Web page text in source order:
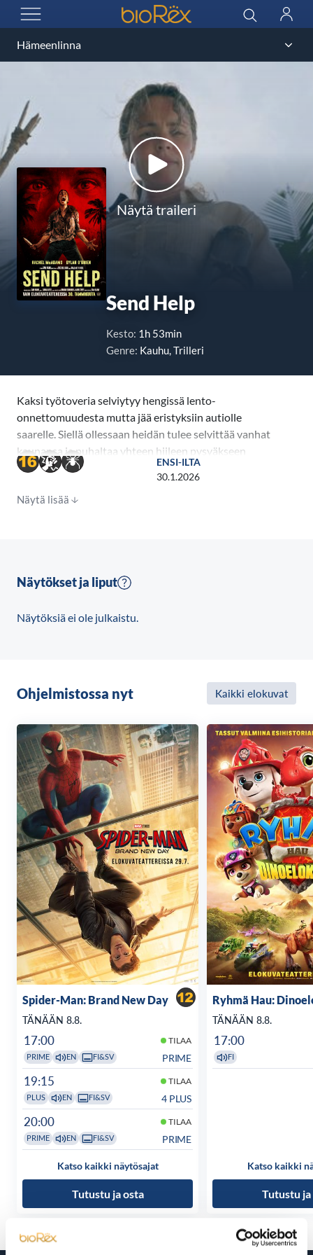
AVAA VALIKKO
BioRex Cinemas Haku
Näytä traileri
Send Help
Kesto: 1h 53min
Genre: Kauhu, Trilleri
Kaksi työtoveria selviytyy hengissä lento-
onnettomuudesta mutta jää eristyksiin autiolle
saarelle. Siellä ollessaan heidän tulee selvittää vanhat
kaunansa ja puhaltaa yhteen hiileen pysyäkseen
elossa, mutta selviytyäkseen lopullisesti heidän on
käytävä vielä keskenään hirtehinen hoksottimien ja
tahtojen taistelu.
ENSI-ILTA
30.1.2026
Näytä lisää
Näytökset ja liput
Näytöksiä ei ole julkaistu.
Ohjelmistossa nyt Kaikki elokuvat
Spider-Man: Brand New Day
TÄNÄÄN 8.8.
17:00 TILAA
PRIME EN FI&SV PRIME
19:15 TILAA
PLUS EN FI&SV 4 PLUS
20:00 TILAA
PRIME EN FI&SV PRIME
Katso kaikki näytösajat
Tutustu ja osta
Ryhmä Hau:
TÄNÄÄN 8.8.
17:00
FI
Katso kaikki
Tutustu ja